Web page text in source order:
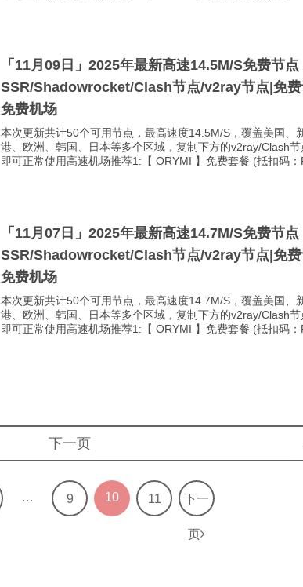
「11月09日」2025年最新高速14.5M/S免费节
SSR/Shadowrocket/Clash节点/v2ray节点|免
免费机场
本次更新共计50个可用节点，最高速度14.5M/S，覆盖美国、
港、欧洲、韩国、日本等多个区域，复制下方的v2ray/Clash
即可正常使用高速机场推荐1:【 ORYMI 】免费套餐 (抵扣码：
「11月07日」2025年最新高速14.7M/S免费节
SSR/Shadowrocket/Clash节点/v2ray节点|免
免费机场
本次更新共计50个可用节点，最高速度14.7M/S，覆盖美国、
港、欧洲、韩国、日本等多个区域，复制下方的v2ray/Clash
即可正常使用高速机场推荐1:【 ORYMI 】免费套餐 (抵扣码：
下一页
… 9 10 11 下一
页